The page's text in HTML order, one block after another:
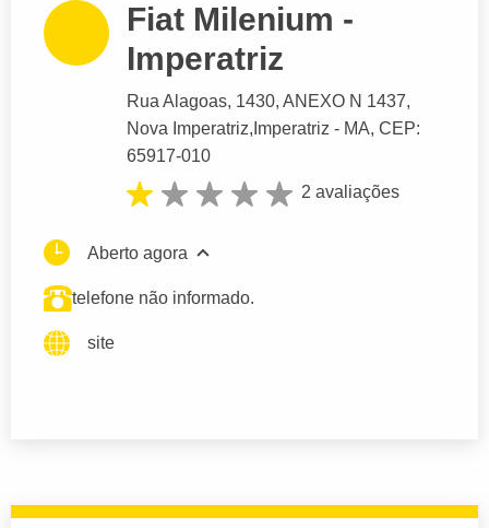
Fiat Milenium -
Imperatriz
Rua Alagoas, 1430, ANEXO N 1437,
Nova Imperatriz, Imperatriz - MA, CEP:
65917-010
2 avaliações
Aberto agora
telefone não informado.
site